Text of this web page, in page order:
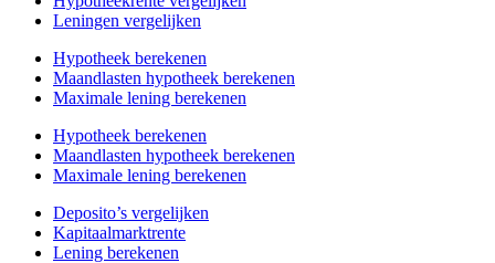
Leningen vergelijken
Hypotheek berekenen
Maandlasten hypotheek berekenen
Maximale lening berekenen
Hypotheek berekenen
Maandlasten hypotheek berekenen
Maximale lening berekenen
Deposito’s vergelijken
Kapitaalmarktrente
Lening berekenen